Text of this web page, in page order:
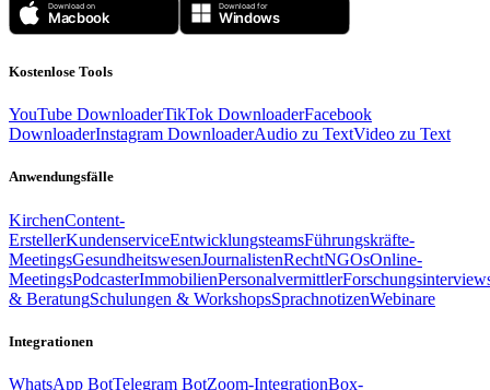
Kostenlose Tools
YouTube DownloaderTikTok DownloaderFacebook
DownloaderInstagram DownloaderAudio zu TextVideo zu Text
Anwendungsfälle
KirchenContent-
ErstellerKundenserviceEntwicklungsteamsFührungskräfte-
MeetingsGesundheitswesenJournalistenRechtNGOsOnline-
MeetingsPodcasterImmobilienPersonalvermittler
& BeratungSchulungen & WorkshopsSprachnotizenWebinare
Integrationen
WhatsApp BotTelegram BotZoom-IntegrationBox-